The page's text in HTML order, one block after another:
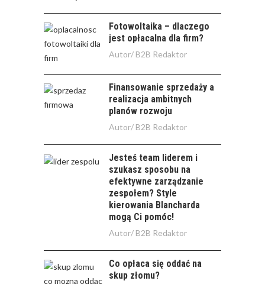
Fotowoltaika – dlaczego
jest opłacalna dla firm?
Autor/ B2B Redaktor
Finansowanie sprzedaży a
realizacja ambitnych
planów rozwoju
Autor/ B2B Redaktor
Jesteś team liderem i
szukasz sposobu na
efektywne zarządzanie
zespołem? Style
kierowania Blancharda
mogą Ci pomóc!
Autor/ B2B Redaktor
Co opłaca się oddać na
skup złomu?